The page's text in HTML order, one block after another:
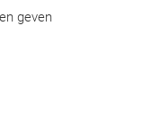
geven